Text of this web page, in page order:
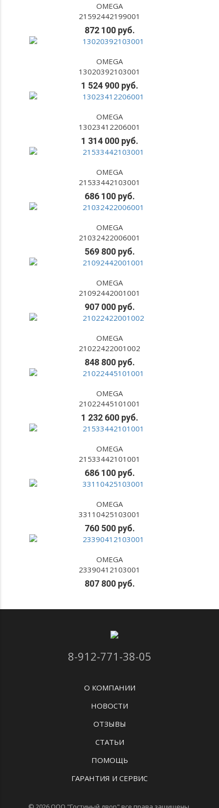
OMEGA
21592442199001
872 100 руб.
OMEGA
13020392103001
1 524 900 руб.
OMEGA
13023412206001
1 314 000 руб.
OMEGA
21533442103001
686 100 руб.
OMEGA
21032422006001
569 800 руб.
OMEGA
21092442001001
907 000 руб.
OMEGA
21022422001002
848 800 руб.
OMEGA
21022445101001
1 232 600 руб.
OMEGA
21533442101001
686 100 руб.
OMEGA
33110425103001
760 500 руб.
OMEGA
23390412103001
807 800 руб.
8-912-771-38-05
О КОМПАНИИ
НОВОСТИ
ОТЗЫВЫ
СТАТЬИ
ПОМОЩЬ
ГАРАНТИЯ И СЕРВИС